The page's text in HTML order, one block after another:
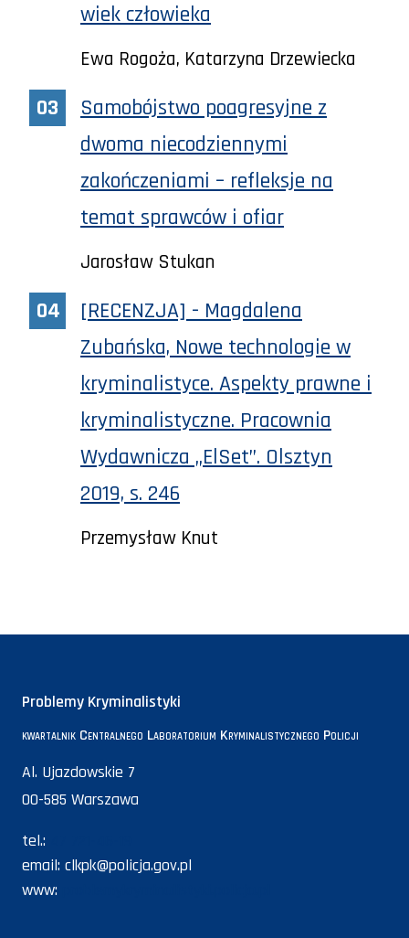
wiek człowieka
Ewa Rogoża, Katarzyna Drzewiecka
Samobójstwo poagresyjne z
dwoma niecodziennymi
zakończeniami – refleksje na
temat sprawców i ofiar
Jarosław Stukan
[RECENZJA] - Magdalena
Zubańska, Nowe technologie w
kryminalistyce. Aspekty prawne i
kryminalistyczne. Pracownia
Wydawnicza „ElSet”. Olsztyn
2019, s. 246
Przemysław Knut
Problemy Kryminalistyki
kwartalnik Centralnego Laboratorium Kryminalistycznego Policji
Al. Ujazdowskie 7
00-585 Warszawa
tel.:
email: clkpk@policja.gov.pl
www: